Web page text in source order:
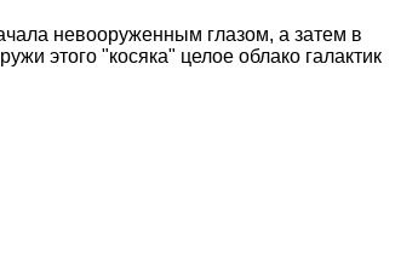
невооруженным глазом, а затем в
этого "косяка" целое облако галактик